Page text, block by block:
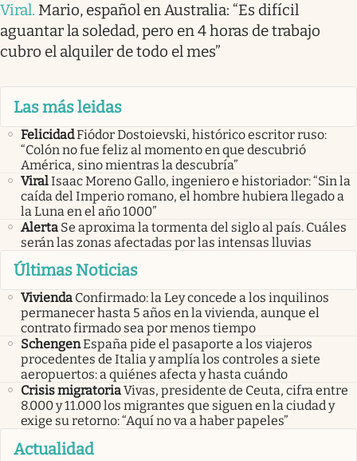
Viral. Mario, español en Australia: “Es difícil
aguantar la soledad, pero en 4 horas de trabajo
cubro el alquiler de todo el mes”
Las más leidas
FelicidadFiódor Dostoievski, histórico escritor ruso:
“Colón no fue feliz al momento en que descubrió
América, sino mientras la descubría”
ViralIsaac Moreno Gallo, ingeniero e historiador: “Sin la
caída del Imperio romano, el hombre hubiera llegado a
la Luna en el año 1000”
Alerta Se aproxima la tormenta del siglo al país. Cuáles
serán las zonas afectadas por las intensas lluvias
Últimas Noticias
Vivienda Confirmado: la Ley concede a los inquilinos
permanecer hasta 5 años en la vivienda, aunque el
contrato firmado sea por menos tiempo
SchengenEspaña pide el pasaporte a los viajeros
procedentes de Italia y amplía los controles a siete
aeropuertos: a quiénes afecta y hasta cuándo
Crisis migratoriaVivas, presidente de Ceuta, cifra entre
8.000 y 11.000 los migrantes que siguen en la ciudad y
exige su retorno: “Aquí no va a haber papeles”
Actualidad